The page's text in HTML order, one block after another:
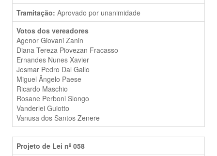
Tramitação: Aprovado por unanimidade
Votos dos vereadores
Agenor Giovani Zanin
Diana Tereza Piovezan Fracasso
Ernandes Nunes Xavier
Josmar Pedro Dal Gallo
Miguel Ângelo Paese
Ricardo Maschio
Rosane Perboni Slongo
Vanderlei Guiotto
Vanusa dos Santos Zenere
Projeto de Lei nº 058